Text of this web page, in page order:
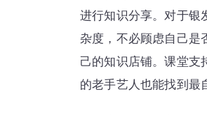
进行知识分享。对于银
杂度，不必顾虑自己是
己的知识店铺。课堂支
的老手艺人也能找到最